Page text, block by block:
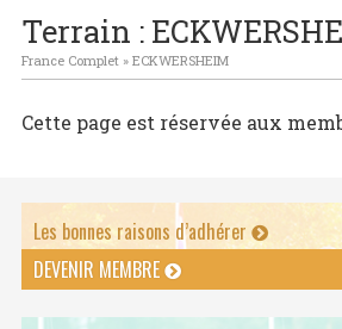
Terrain :
France Complet» ECKWERSHEIM
Cette page est réservée aux
Les bonnes raisons d’adhérer
DEVENIR MEMBRE